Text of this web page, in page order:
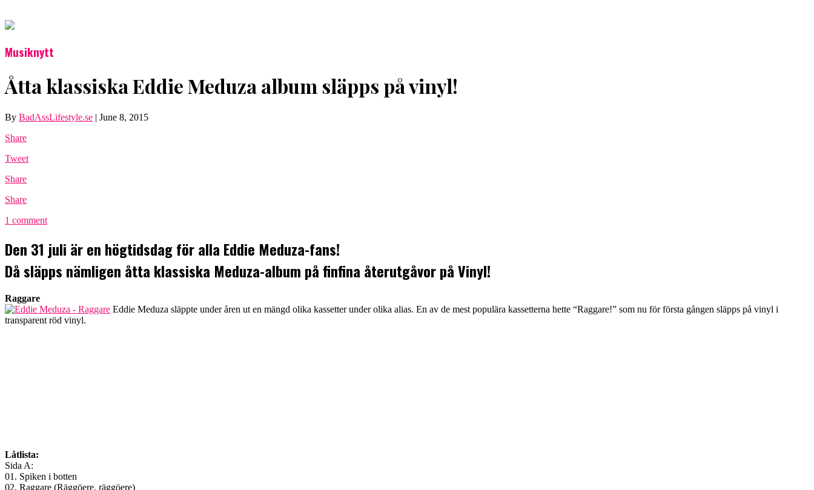
Musiknytt
Åtta klassiska Eddie Meduza album släpps på vinyl!
By BadAssLifestyle.se | June 8, 2015
Share
Tweet
Share
Share
1 comment
Den 31 juli är en högtidsdag för alla Eddie Meduza-fans!
Då släpps nämligen åtta klassiska Meduza-album på finfina återutgåvor på Vinyl!
Raggare
Eddie Meduza släppte under åren ut en mängd olika kassetter under olika alias. En av de mest populära kassetterna hette “Raggare!” som nu för första gången släpps på vinyl i
transparent röd vinyl.
Låtlista:
Sida A:
01. Spiken i botten
02. Raggare (Räggöere, räggöere)